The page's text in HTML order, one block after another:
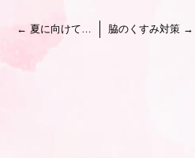
← 夏に向けて… 脇のくすみ対策 →